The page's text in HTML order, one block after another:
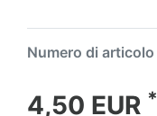
Numero di articolo
4,50 EUR *